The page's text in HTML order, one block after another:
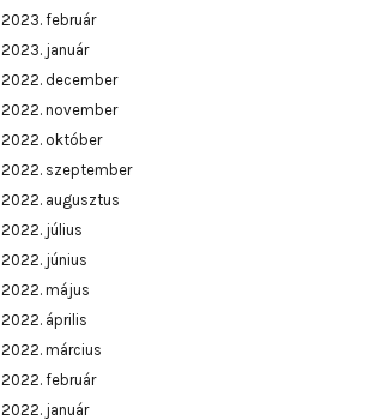
2023. február
2023. január
2022. december
2022. november
2022. október
2022. szeptember
2022. augusztus
2022. július
2022. június
2022. május
2022. április
2022. március
2022. február
2022. január